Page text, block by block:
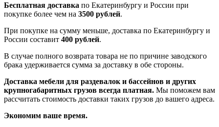
Бесплатная доставка по Екатеринбургу и России при
покупке более чем на 3500 рублей.
При покупке на сумму меньше, доставка по Екатеринбургу и
России составит 400 рублей.
В случае полного возврата товара не по причине заводского
брака удерживается сумма за доставку в обе стороны.
Доставка мебели для раздевалок и бассейнов и других
крупногабаритных грузов всегда платная. Мы поможем вам
рассчитать стоимость доставки таких грузов до вашего адреса.
Экономим ваше время.